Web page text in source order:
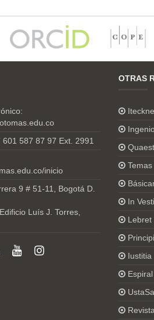
601 587 87 97 Ext. 2991
inicio
9 # 51-11, Bogotá D.
Luís J. Torres,
OTRAS
Iteckne
Temas
In
Lebret
Iustitia
Espiral